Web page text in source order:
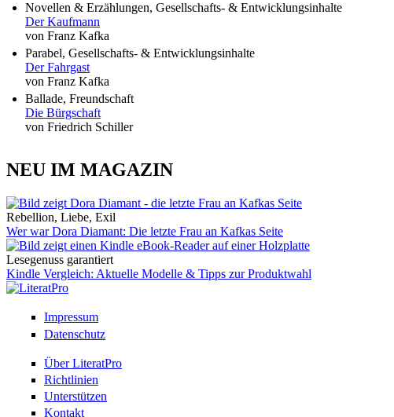
Novellen & Erzählungen, Gesellschafts- & Entwicklungsinhalte
Der Kaufmann
von Franz Kafka
Parabel, Gesellschafts- & Entwicklungsinhalte
Der Fahrgast
von Franz Kafka
Ballade, Freundschaft
Die Bürgschaft
von Friedrich Schiller
NEU IM MAGAZIN
Rebellion, Liebe, Exil
Wer war Dora Diamant: Die letzte Frau an Kafkas Seite
Lesegenuss garantiert
Kindle Vergleich: Aktuelle Modelle & Tipps zur Produktwahl
Impressum
Datenschutz
Über LiteratPro
Richtlinien
Unterstützen
Kontakt